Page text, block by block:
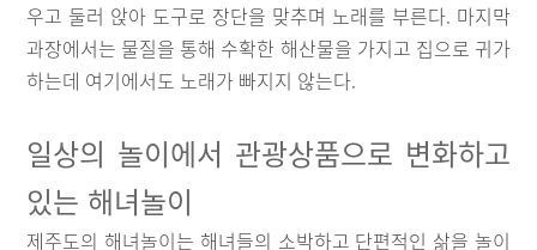
우고 둘러 앉아 도구로 장단을 맞추며 노래를 부른다. 마지막
과장에서는 물질을 통해 수확한 해산물을 가지고 집으로 귀가
하는데 여기에서도 노래가 빠지지 않는다.
일상의 놀이에서 관광상품으로 변화하고
있는 해녀놀이
제주도의 해녀놀이는 해녀들의 소박하고 단편적인 삶을 놀이